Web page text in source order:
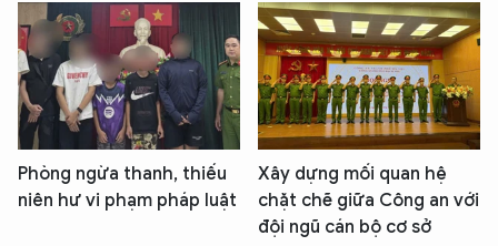
Phòng ngừa thanh, thiếu
niên hư vi phạm pháp luật
Xây dựng mối quan hệ
chặt chẽ giữa Công an với
đội ngũ cán bộ cơ sở